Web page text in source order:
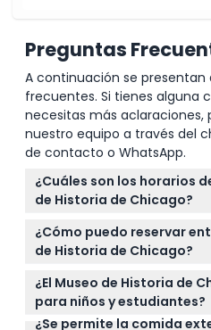
Preguntas
A continuación se presentan
frecuentes. Si tienes alguna
necesitas más
nuestro equipo a través del
de contacto o WhatsApp.
¿Cuáles son los horarios
de Historia de Chicago?
El museo está abierto de
a.m. a 4:30 p.m. y los
p.m. Está cerrado los
festivos seleccionados
favor confirme al momento
¿Cómo puedo reservar
de Historia de Chicago?
Puede reservar sus
aquí mismo en este sitio
seleccione su fecha y
¿El Museo de Historia de
para niños y estudiantes?
Sí, los niños de 0 a 12 años
¿Se permite la comida